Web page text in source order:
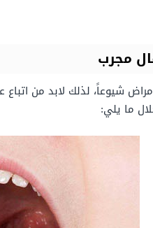
مجرب
شيوعاً، لذلك لابد من اتباع
ما يلي: